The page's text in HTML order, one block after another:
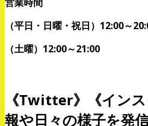
（平日・日曜・祝日）12:00～
（土曜）12:00～21:00
《Twitter》《イン
報や日々の様子を発